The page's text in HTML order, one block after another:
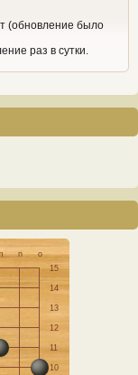
(обновление было
раз в сутки.
n
o
15
14
13
12
11
10